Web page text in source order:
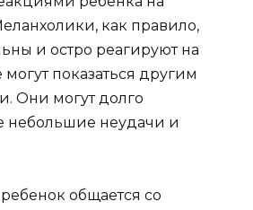
как правило,
и остро реагируют на
показаться другим
Они могут долго
небольшие неудачи и
общается со